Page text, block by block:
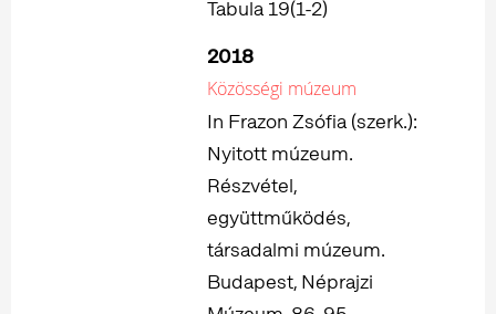
Tabula 19(1-2)
2018
Közösségi múzeum
In Frazon Zsófia (szerk.):
Nyitott múzeum.
Részvétel,
együttműködés,
társadalmi múzeum.
Budapest, Néprajzi